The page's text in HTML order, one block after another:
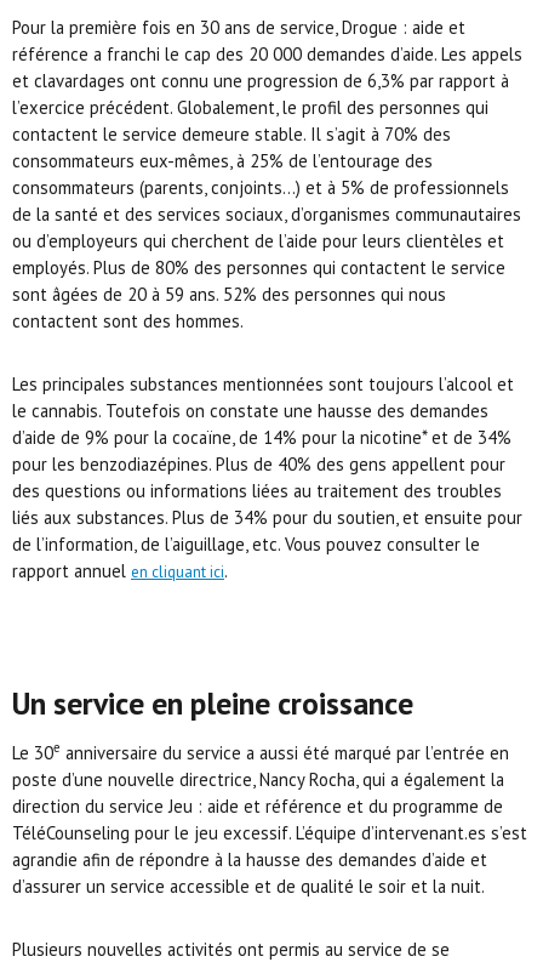
Pour la première fois en 30 ans de service, Drogue : aide et
référence a franchi le cap des 20 000 demandes d’aide. Les appels
et clavardages ont connu une progression de 6,3% par rapport à
l’exercice précédent. Globalement, le profil des personnes qui
contactent le service demeure stable. Il s’agit à 70% des
consommateurs eux-mêmes, à 25% de l’entourage des
consommateurs (parents, conjoints…) et à 5% de professionnels
de la santé et des services sociaux, d’organismes communautaires
ou d’employeurs qui cherchent de l’aide pour leurs clientèles et
employés. Plus de 80% des personnes qui contactent le service
sont âgées de 20 à 59 ans. 52% des personnes qui nous
contactent sont des hommes.
Les principales substances mentionnées sont toujours l’alcool et
le cannabis. Toutefois on constate une hausse des demandes
d’aide de 9% pour la cocaïne, de 14% pour la nicotine* et de 34%
pour les benzodiazépines. Plus de 40% des gens appellent pour
des questions ou informations liées au traitement des troubles
liés aux substances. Plus de 34% pour du soutien, et ensuite pour
de l’information, de l’aiguillage, etc. Vous pouvez consulter le
rapport annuel en cliquant ici.
Un service en pleine croissance
Le 30e anniversaire du service a aussi été marqué par l’entrée en
poste d’une nouvelle directrice, Nancy Rocha, qui a également la
direction du service Jeu : aide et référence et du programme de
TéléCounseling pour le jeu excessif. L’équipe d’intervenant.es s’est
agrandie afin de répondre à la hausse des demandes d’aide et
d’assurer un service accessible et de qualité le soir et la nuit.
Plusieurs nouvelles activités ont permis au service de se